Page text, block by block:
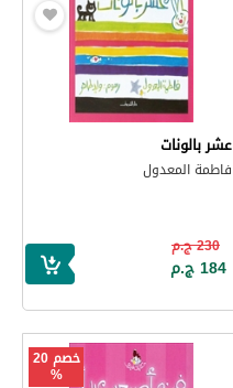
عشر بالونات
فاطمة المعدول
230 ج.م
184 ج.م
خصم 20
%